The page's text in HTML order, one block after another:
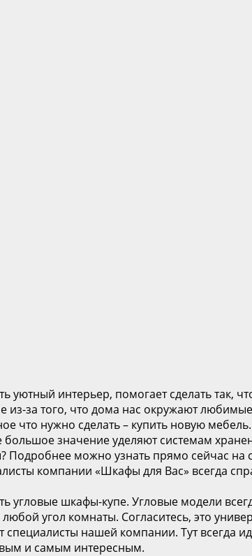
уютный интерьер, помогает сделать так,
из-за того, что дома нас окружают
что нужно сделать – купить новую
значение уделяют системам
Подробнее можно узнать прямо сейчас
компании «Шкафы для Вас» всегда
угловые шкафы-купе. Угловые модели
угол комнаты. Согласитесь, это
нашей компании. Тут всегда
и самым интересным.